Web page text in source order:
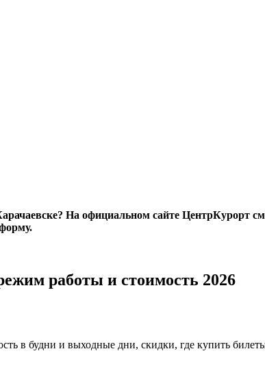
На официальном сайте ЦентрКурорт
работы и стоимость 2026
в будни и выходные дни, скидки, где купить